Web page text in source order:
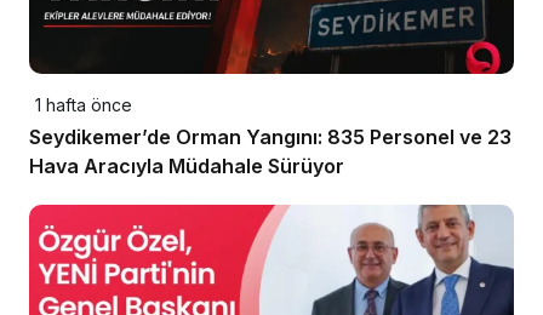
1 hafta önce
Seydikemer’de Orman Yangını: 835 Personel ve 23
Hava Aracıyla Müdahale Sürüyor